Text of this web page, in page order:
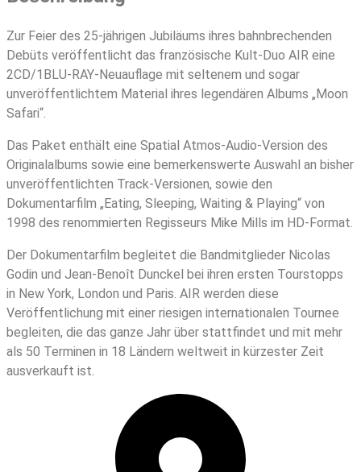
25th
Anniversary
Edition
Menge
Zur Feier des 25-jährigen Jubiläums ihres bahnbrechenden
Debüts veröffentlicht das französische Kult-Duo AIR eine
2CD/1BLU-RAY-Neuauflage mit seltenem und sogar
unveröffentlichtem Material ihres legendären Albums „Moon
Safari“.
Das Paket enthält eine Spatial Atmos-Audio-Version des
Originalalbums sowie eine bemerkenswerte Auswahl an bisher
unveröffentlichten Track-Versionen, sowie den
Dokumentarfilm „Eating, Sleeping, Waiting & Playing“ von
1998 des renommierten Regisseurs Mike Mills im HD-Format.
Der Dokumentarfilm begleitet die Bandmitglieder Nicolas
Godin und Jean-Benoît Dunckel bei ihren ersten Tourstopps
in New York, London und Paris. AIR werden diese
Veröffentlichung mit einer riesigen internationalen Tournee
begleiten, die das ganze Jahr über stattfindet und mit mehr
als 50 Terminen in 18 Ländern weltweit in kürzester Zeit
ausverkauft ist.